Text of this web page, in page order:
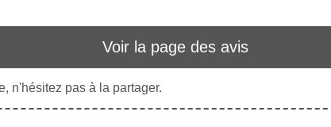
Voir la page des avis
n'hésitez pas à la partager.